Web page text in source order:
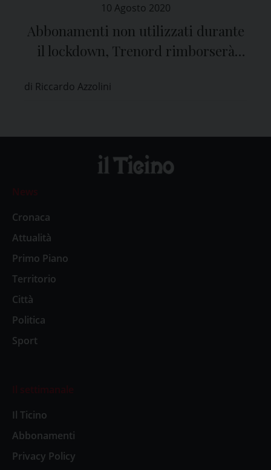
10 Agosto 2020
Abbonamenti non utilizzati durante
il lockdown, Trenord rimborserà
di Riccardo Azzolini
News
Cronaca
Attualità
Primo Piano
Territorio
Città
Politica
Sport
Il settimanale
Il Ticino
Abbonamenti
Privacy Policy